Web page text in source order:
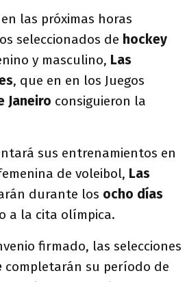
las próximas horas
seleccionados de hockey
y masculino, Las
, que en en los Juegos
Janeiro consiguieron la
sus entrenamientos en
de voleibol, Las
durante los ocho días
a la cita olímpica.
firmado, las selecciones
completarán su período de